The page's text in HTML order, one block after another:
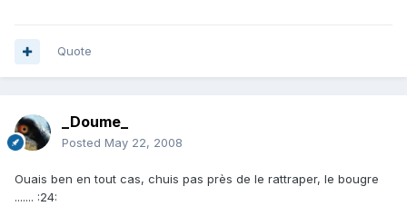
Quote
_Doume_
Posted May 22, 2008
Ouais ben en tout cas, chuis pas près de le rattraper, le bougre
....... :24: